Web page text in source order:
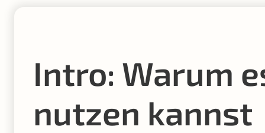
Intro: Warum
nutzen kannst